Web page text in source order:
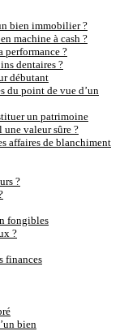
bien immobilier ?
machine à cash ?
performance ?
dentaires ?
débutant
du point de vue d’un
un patrimoine
valeur sûre ?
affaires de blanchiment
?
fongibles
?
finances
bien